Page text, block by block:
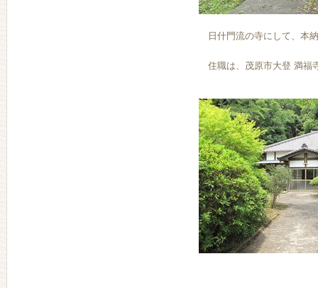
日什門流の寺にして、本
住職は、茂原市大登 満福